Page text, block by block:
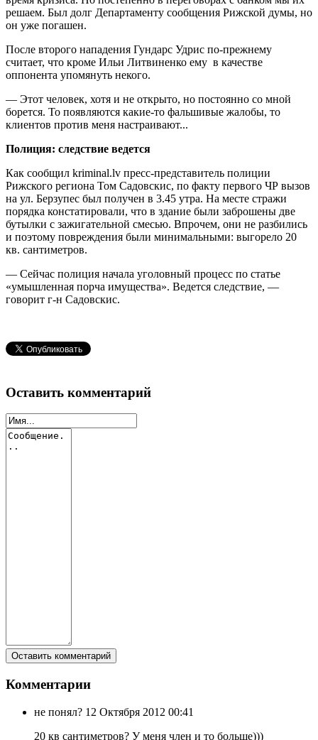
решаем. Был долг Департаменту сообщения Рижской думы, но
он уже погашен.
После второго нападения Гундарс Удрис по-прежнему
считает, что кроме Ильи Литвиненко ему в качестве
оппонента упомянуть некого.
— Этот человек, хотя и не открыто, но постоянно со мной
борется. То появляются какие-то фальшивые жалобы, то
клиентов против меня настраивают...
Полиция: следствие ведется
Как сообщил kriminal.lv пресс-представитель полиции
Рижского региона Том Садовскис, по факту первого ЧР вызов
на ул. Берзупес был получен в 3.45 утра. На месте стражи
порядка констатировали, что в здание были заброшены две
бутылки с зажигательной смесью. Впрочем, они не разбились
и поэтому повреждения были минимальными: выгорело 20
кв. сантиметров.
— Сейчас полиция начала уголовный процесс по статье
«умышленная порча имущества». Ведется следствие, —
говорит г-н Садовскис.
Оставить комментарий
Комментарии
не понял? 12 Октября 2012 00:41
20 кв сантиметров? У меня член и то больше)))